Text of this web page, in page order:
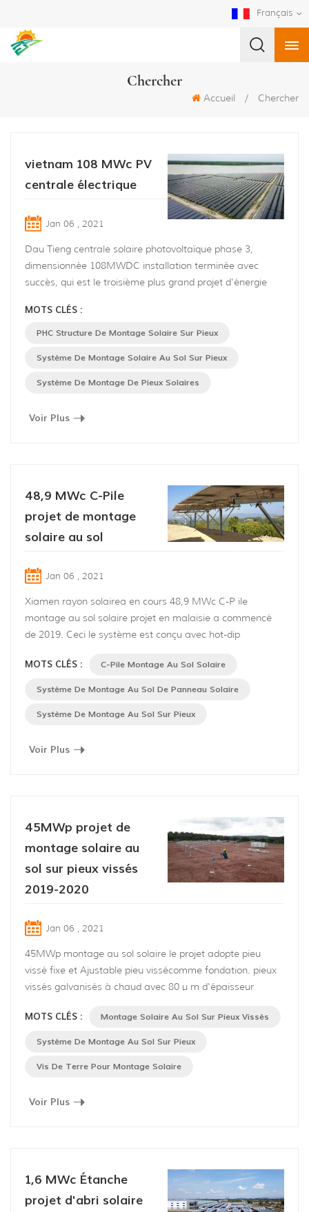
Français
Chercher
Accueil / Chercher
vietnam 108 MWc PV
centrale électrique
Jan 06 , 2021
Dau Tieng centrale solaire photovoltaïque phase 3,
dimensionnée 108MWDC installation terminée avec
succès, qui est le troisième plus grand projet d'énergie
est construit le long de la rivière en tan Chau Distirct, Tay
Ninh Province, Vietnam et appliqué PHC structure de
Ray Solar Energy Tech...
MOTS CLÉS :
PHC Structure De Montage Solaire Sur Pieux
Système De Montage Solaire Au Sol Sur Pieux
Système De Montage De Pieux Solaires
Voir Plus
48,9 MWc C-Pile
projet de montage
solaire au sol
Jan 06 , 2021
Xiamen rayon solairea en cours 48,9 MWc C-P ile
montage au sol solaire projet en malaisie a commencé
de 2019. Ceci le système est conçu avec hot-dip
d'aluminium anodisé comme support , applicable à la fois
au sol plat et en pente, en particulier zone de pente s,
structures sont pré-assemblé avan...
MOTS CLÉS : C-Pile Montage Au Sol Solaire
Système De Montage Au Sol De Panneau Solaire
Système De Montage Au Sol Sur Pieux
Voir Plus
45MWp projet de
montage solaire au
sol sur pieux vissés
2019-2020
Jan 06 , 2021
45MWp montage au sol solaire le projet adopte pieu
vissé fixe et Ajustable pieu vissécomme fondation. pieux
vissés galvanisés à chaud avec 80 μ m d'épaisseur
bs en ISO 1461, qui sont anti-corrosion et antirouille . pas
de fosses à creuser, pas de coulée de ciment, peu de
support avant, sup...
MOTS CLÉS : Montage Solaire Au Sol Sur Pieux Vissés
Système De Montage Au Sol Sur Pieux
Vis De Terre Pour Montage Solaire
Voir Plus
1,6 MWc Étanche
projet d'abri solaire